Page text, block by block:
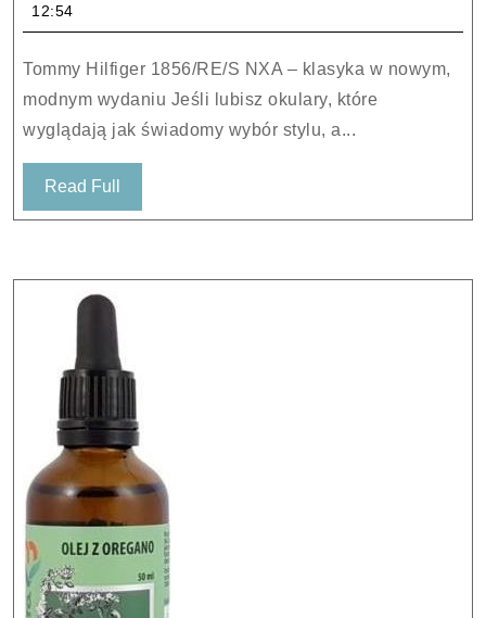
NXA
12:54
Tommy Hilfiger 1856/RE/S NXA – klasyka w nowym,
modnym wydaniu Jeśli lubisz okulary, które
wyglądają jak świadomy wybór stylu, a...
Read Full
Full